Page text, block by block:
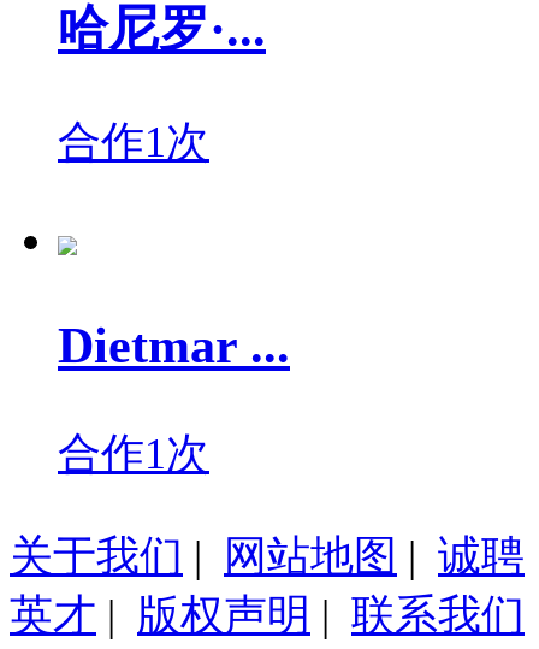
哈尼罗·...
合作1次
Dietmar ...
合作1次
关于我们 | 网站地图 | 诚聘
英才 | 版权声明 | 联系我们